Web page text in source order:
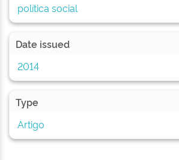
política social
Date issued
2014
Type
Artigo